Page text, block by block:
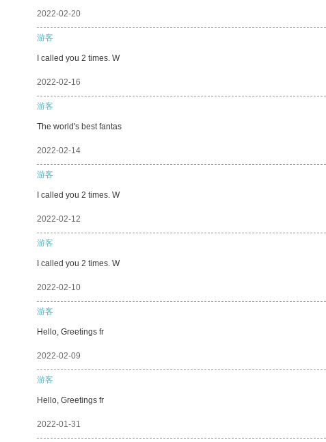
2022-02-20
游客
I called you 2 times. W
2022-02-16
游客
The world's best fantas
2022-02-14
游客
I called you 2 times. W
2022-02-12
游客
I called you 2 times. W
2022-02-10
游客
Hello, Greetings fr
2022-02-09
游客
Hello, Greetings fr
2022-01-31